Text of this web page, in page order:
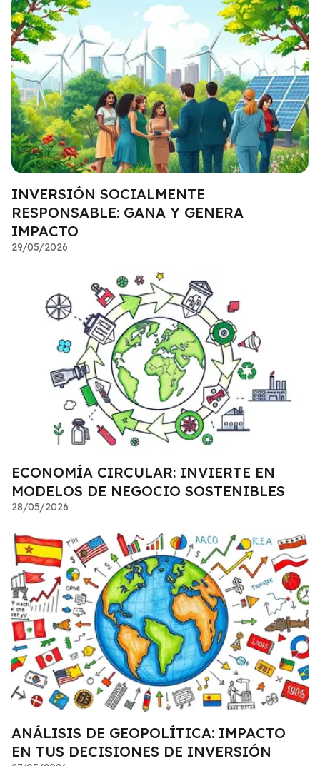
INVERSIÓN SOCIALMENTE
RESPONSABLE: GANA Y GENERA
IMPACTO
29/05/2026
ECONOMÍA CIRCULAR: INVIERTE EN
MODELOS DE NEGOCIO SOSTENIBLES
28/05/2026
ANÁLISIS DE GEOPOLÍTICA: IMPACTO
EN TUS DECISIONES DE INVERSIÓN